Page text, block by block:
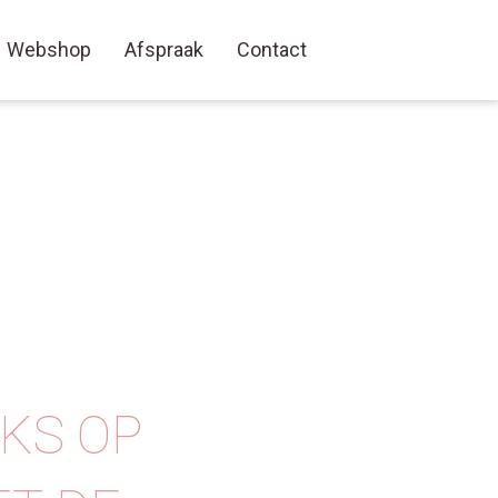
Webshop Afspraak Contact
OP